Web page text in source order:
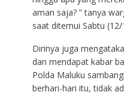
aman saja? ” tanya
saat ditemui Sabtu
Dirinya juga
dan mendapat kabar
Polda Maluku
berhari-hari itu, tidak